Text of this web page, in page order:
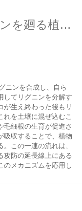
銅を中心にして、リグニンを廻る植物とキノコたちの活動
ニンを合成し、自ら
してリグニンを分解す
が生え終わった後もリ
れを土壌に混ぜ込むこ
毛細根の生育が促進さ
吸収することで、植物
この一連の流れは、
攻防の延長線上にある
のメカニズムを応用し